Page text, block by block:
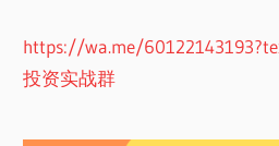
https://wa.me/
投资实战群